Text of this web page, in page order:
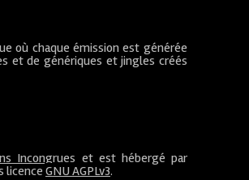
où chaque émission est générée
et de génériques et jingles créés
Incongrues et est hébergé par
licenceGNU AGPLv3.